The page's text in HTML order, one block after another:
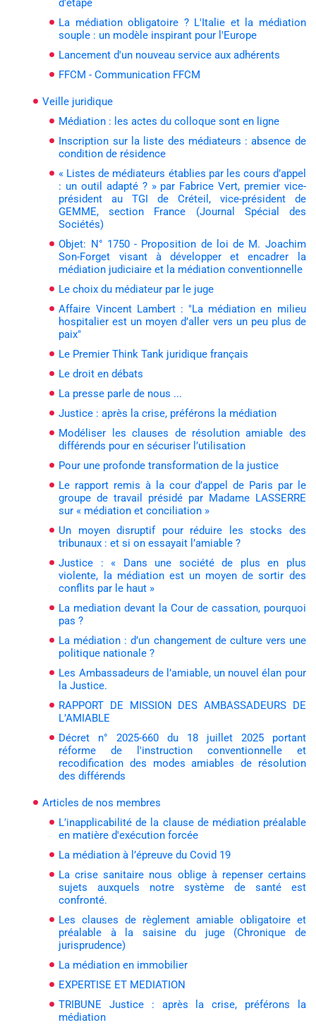
d'étape
La médiation obligatoire ? L'Italie et la médiation
souple : un modèle inspirant pour l'Europe
Lancement d'un nouveau service aux adhérents
FFCM - Communication FFCM
Veille juridique
Médiation : les actes du colloque sont en ligne
Inscription sur la liste des médiateurs : absence de
condition de résidence
« Listes de médiateurs établies par les cours d’appel
: un outil adapté ? » par Fabrice Vert, premier vice-
président au TGI de Créteil, vice-président de
GEMME, section France (Journal Spécial des
Sociétés)
Objet: N° 1750 - Proposition de loi de M. Joachim
Son-Forget visant à développer et encadrer la
médiation judiciaire et la médiation conventionnelle
Le choix du médiateur par le juge
Affaire Vincent Lambert : "La médiation en milieu
hospitalier est un moyen d’aller vers un peu plus de
paix"
Le Premier Think Tank juridique français
Le droit en débats
La presse parle de nous ...
Justice : après la crise, préférons la médiation
Modéliser les clauses de résolution amiable des
différends pour en sécuriser l’utilisation
Pour une profonde transformation de la justice
Le rapport remis à la cour d’appel de Paris par le
groupe de travail présidé par Madame LASSERRE
sur « médiation et conciliation »
Un moyen disruptif pour réduire les stocks des
tribunaux : et si on essayait l’amiable ?
Justice : « Dans une société de plus en plus
violente, la médiation est un moyen de sortir des
conflits par le haut »
La mediation devant la Cour de cassation, pourquoi
pas ?
La médiation : d’un changement de culture vers une
politique nationale ?
Les Ambassadeurs de l’amiable, un nouvel élan pour
la Justice.
RAPPORT DE MISSION DES AMBASSADEURS DE
L’AMIABLE
Décret n° 2025-660 du 18 juillet 2025 portant
réforme de l'instruction conventionnelle et
recodification des modes amiables de résolution
des différends
Articles de nos membres
L’inapplicabilité de la clause de médiation préalable
en matière d'exécution forcée
La médiation à l’épreuve du Covid 19
La crise sanitaire nous oblige à repenser certains
sujets auxquels notre système de santé est
confronté.
Les clauses de règlement amiable obligatoire et
préalable à la saisine du juge (Chronique de
jurisprudence)
La médiation en immobilier
EXPERTISE ET MEDIATION
TRIBUNE Justice : après la crise, préférons la
médiation